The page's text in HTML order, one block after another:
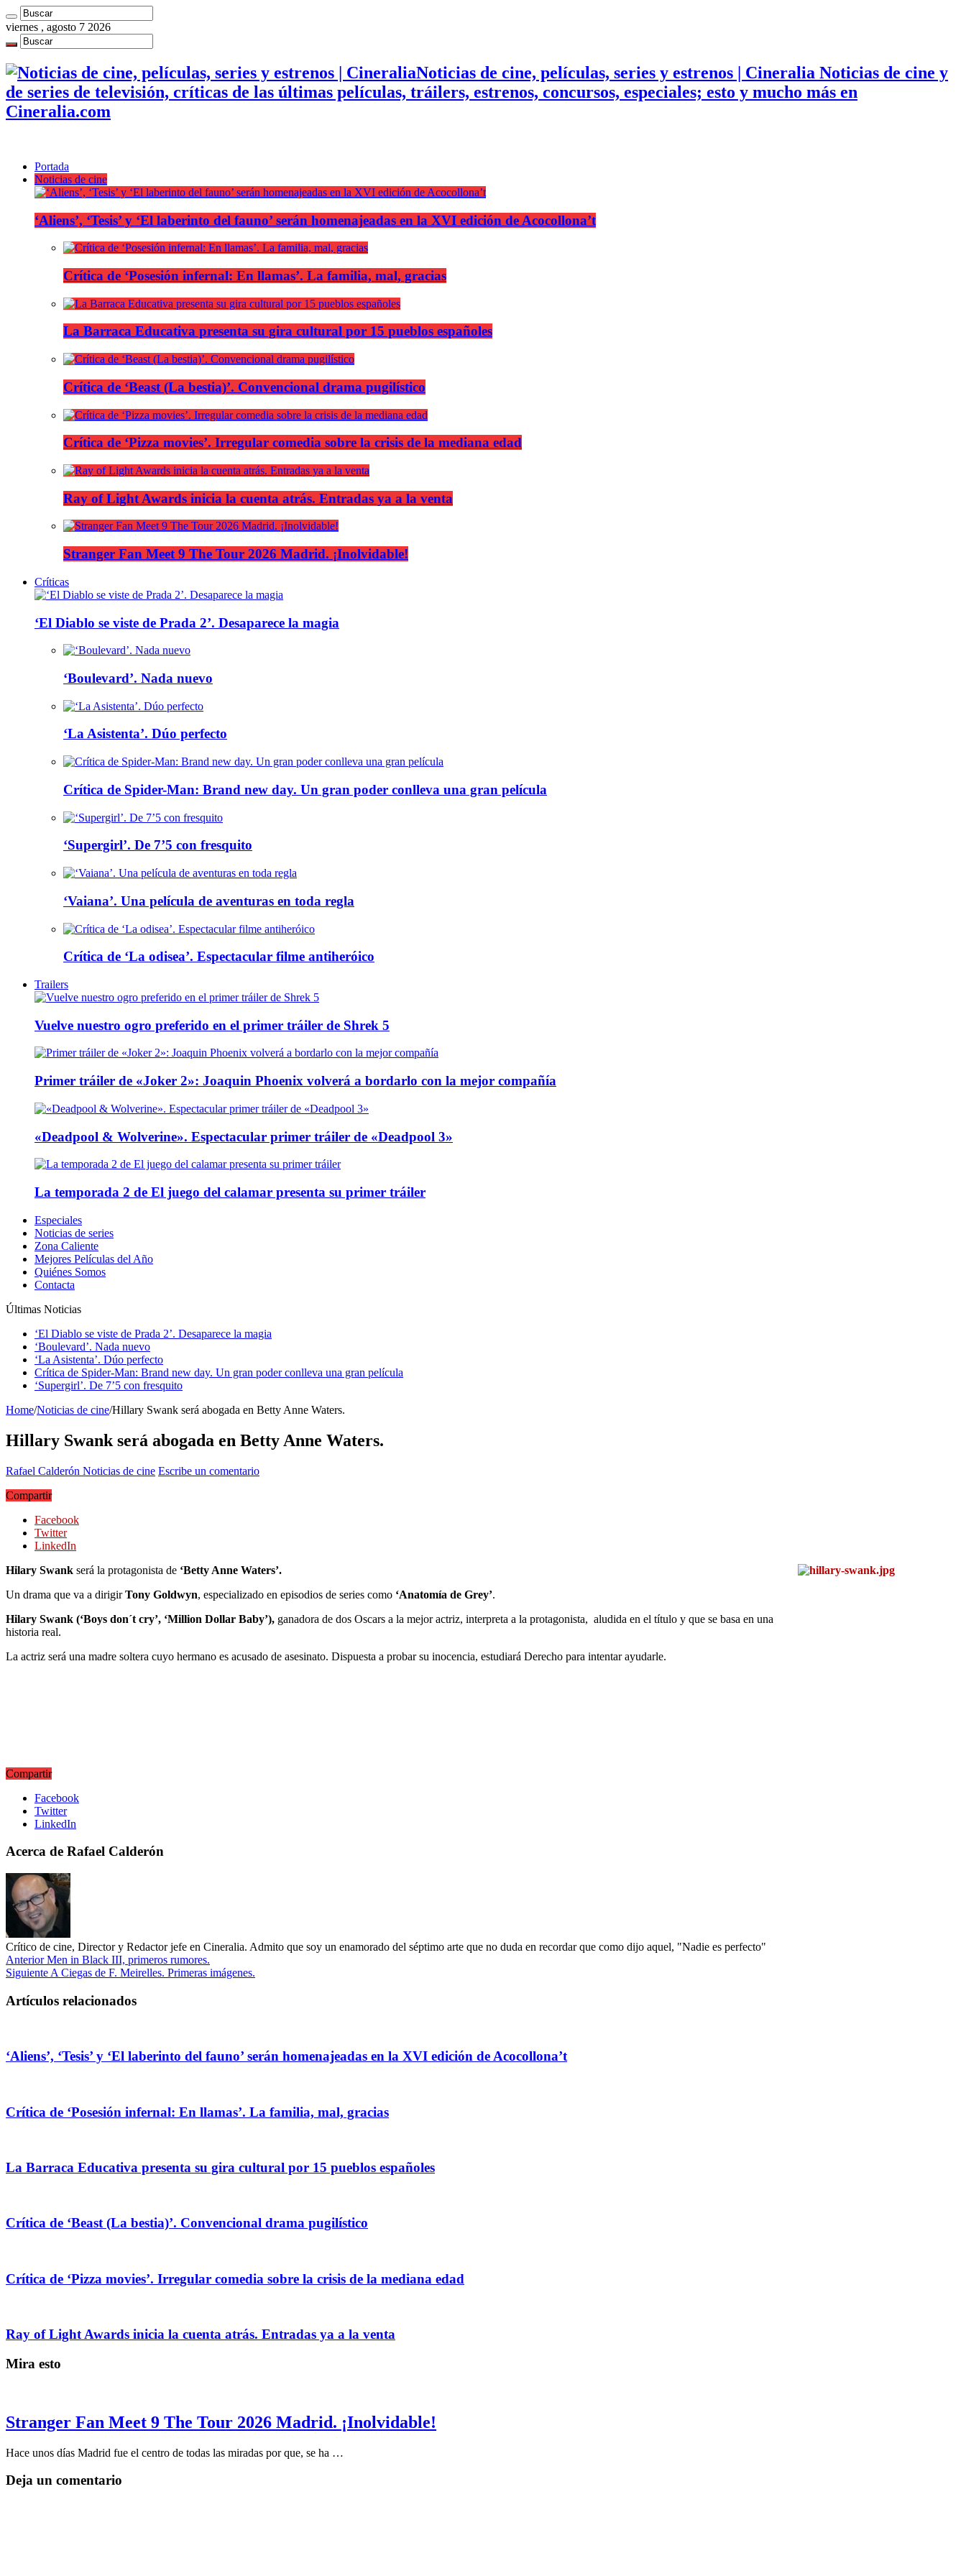
viernes , agosto 7 2026
Noticias de cine, películas, series y estrenos | Cineralia Noticias de cine y
de series de televisión, críticas de las últimas películas, tráilers, estrenos, concursos, especiales; esto y mucho más en
Cineralia.com
Portada
Noticias de cine
‘Aliens’, ‘Tesis’ y ‘El laberinto del fauno’ serán homenajeadas en la XVI edición de Acocollona’t
Crítica de ‘Posesión infernal: En llamas’. La familia, mal, gracias
La Barraca Educativa presenta su gira cultural por 15 pueblos españoles
Crítica de ‘Beast (La bestia)’. Convencional drama pugilístico
Crítica de ‘Pizza movies’. Irregular comedia sobre la crisis de la mediana edad
Ray of Light Awards inicia la cuenta atrás. Entradas ya a la venta
Stranger Fan Meet 9 The Tour 2026 Madrid. ¡Inolvidable!
Críticas
‘El Diablo se viste de Prada 2’. Desaparece la magia
‘Boulevard’. Nada nuevo
‘La Asistenta’. Dúo perfecto
Crítica de Spider-Man: Brand new day. Un gran poder conlleva una gran película
‘Supergirl’. De 7’5 con fresquito
‘Vaiana’. Una película de aventuras en toda regla
Crítica de ‘La odisea’. Espectacular filme antiheróico
Trailers
Vuelve nuestro ogro preferido en el primer tráiler de Shrek 5
Primer tráiler de «Joker 2»: Joaquin Phoenix volverá a bordarlo con la mejor compañía
«Deadpool & Wolverine». Espectacular primer tráiler de «Deadpool 3»
La temporada 2 de El juego del calamar presenta su primer tráiler
Especiales
Noticias de series
Zona Caliente
Mejores Películas del Año
Quiénes Somos
Contacta
Últimas Noticias
‘El Diablo se viste de Prada 2’. Desaparece la magia
‘Boulevard’. Nada nuevo
‘La Asistenta’. Dúo perfecto
Crítica de Spider-Man: Brand new day. Un gran poder conlleva una gran película
‘Supergirl’. De 7’5 con fresquito
Home/Noticias de cine/Hillary Swank será abogada en Betty Anne Waters.
Hillary Swank será abogada en Betty Anne Waters.
Rafael Calderón Noticias de cine Escribe un comentario
Compartir
Facebook
Twitter
LinkedIn
Hilary Swank será la protagonista de ‘Betty Anne Waters’.
Un drama que va a dirigirTony Goldwyn, especializado en episodios de series como ‘Anatomía de Grey’.
Hilary Swank (‘Boys don´t cry’, ‘Million Dollar Baby’), ganadora de dos Oscars a la mejor actriz, interpreta a la protagonista, aludida en el título y que se basa en una
historia real.
La actriz será una madre soltera cuyo hermano es acusado de asesinato. Dispuesta a probar su inocencia, estudiará Derecho para intentar ayudarle.
Compartir
Facebook
Twitter
LinkedIn
Acerca de Rafael Calderón
Crítico de cine, Director y Redactor jefe en Cineralia. Admito que soy un enamorado del séptimo arte que no duda en recordar que como dijo aquel, "Nadie es perfecto"
AnteriorMen in Black III, primeros rumores.
Siguiente A Ciegas de F. Meirelles. Primeras imágenes.
Artículos relacionados
‘Aliens’, ‘Tesis’ y ‘El laberinto del fauno’ serán homenajeadas en la XVI edición de Acocollona’t
Crítica de ‘Posesión infernal: En llamas’. La familia, mal, gracias
La Barraca Educativa presenta su gira cultural por 15 pueblos españoles
Crítica de ‘Beast (La bestia)’. Convencional drama pugilístico
Crítica de ‘Pizza movies’. Irregular comedia sobre la crisis de la mediana edad
Ray of Light Awards inicia la cuenta atrás. Entradas ya a la venta
Mira esto
Stranger Fan Meet 9 The Tour 2026 Madrid. ¡Inolvidable!
Hace unos días Madrid fue el centro de todas las miradas por que, se ha …
Deja un comentario